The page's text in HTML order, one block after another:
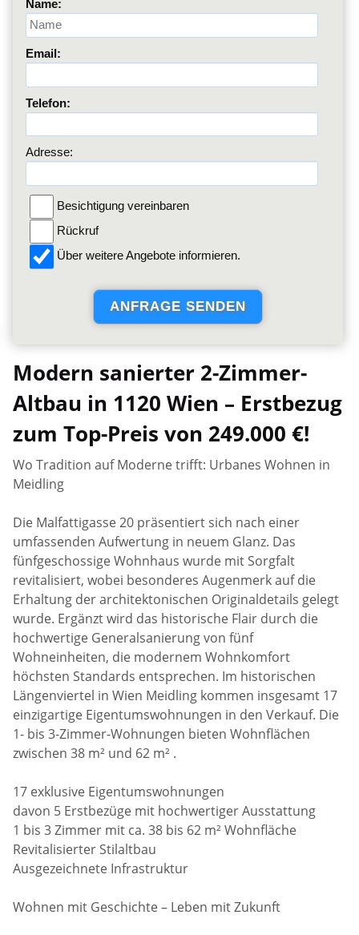
Name:
Email:
Telefon:
Adresse:
Besichtigung vereinbaren
Rückruf
Über weitere Angebote informieren.
Modern sanierter 2-Zimmer-
Altbau in 1120 Wien – Erstbezug
zum Top-Preis von 249.000 €!
Wo Tradition auf Moderne trifft: Urbanes Wohnen in
Meidling
Die Malfattigasse 20 präsentiert sich nach einer
umfassenden Aufwertung in neuem Glanz. Das
fünfgeschossige Wohnhaus wurde mit Sorgfalt
revitalisiert, wobei besonderes Augenmerk auf die
Erhaltung der architektonischen Originaldetails gelegt
wurde. Ergänzt wird das historische Flair durch die
hochwertige Generalsanierung von fünf
Wohneinheiten, die modernem Wohnkomfort
höchsten Standards entsprechen. Im historischen
Längenviertel in Wien Meidling kommen insgesamt 17
einzigartige Eigentumswohnungen in den Verkauf. Die
1- bis 3-Zimmer-Wohnungen bieten Wohnflächen
zwischen 38 m² und 62 m² .
17 exklusive Eigentumswohnungen
davon 5 Erstbezüge mit hochwertiger Ausstattung
1 bis 3 Zimmer mit ca. 38 bis 62 m² Wohnfläche
Revitalisierter Stilaltbau
Ausgezeichnete Infrastruktur
Wohnen mit Geschichte – Leben mit Zukunft